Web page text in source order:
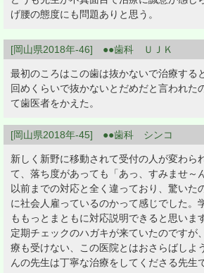
げ腰の態度にも問題ありと思う。
[岡山県2018年-46] ●●歯科 ＵＪＫ
最初のころはこの歯は抜かないで治療する
回めくらいで抜かないとだめだと言われた
て歯医者をかえた。
[岡山県2018年-45] ●●歯科 シンコ
新しく新野に移動されて受付の人が変わら
て、落ち度があっても「あっ、すみませ～
以前までの対応と全く違っており、驚いた
に社会人雇っているのかって感じでした。
ももっとまともに対応説明できると思いま
定期チェックのハガキが来ていたのですが
療も受けない、この医院とはおさらばしよ
んの先生は丁寧な治療をしてくださる先生